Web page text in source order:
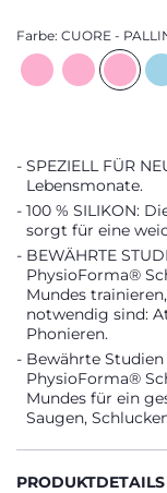
Farbe: CUORE -
SPEZIELL FÜR
Lebensmonate.
100 % SILIKON:
sorgt für eine
BEWÄHRTE
PhysioForma®
Mundes
notwendig sind:
Phonieren.
Bewährte
PhysioForma®
Mundes für ein
Saugen,
PRODUKTDETAILS